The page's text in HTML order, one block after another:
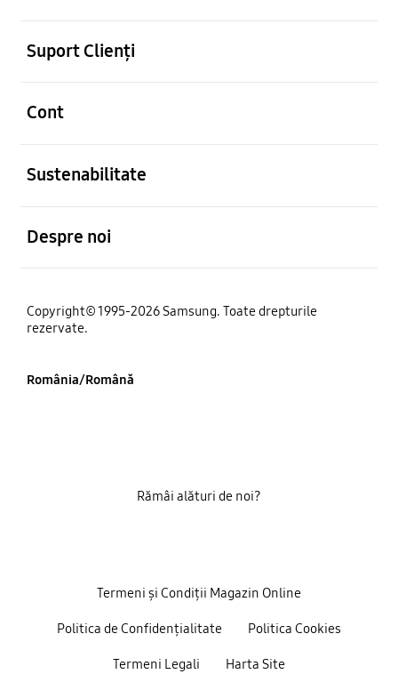
Suport Clienți
Cont
Sustenabilitate
Despre noi
Copyright© 1995-2026 Samsung. Toate drepturile
rezervate.
România/Română
Termeni și Condiții Magazin Online
Politica de Confidențialitate Politica Cookies
Termeni Legali Harta Site
Rămâi alături de noi?